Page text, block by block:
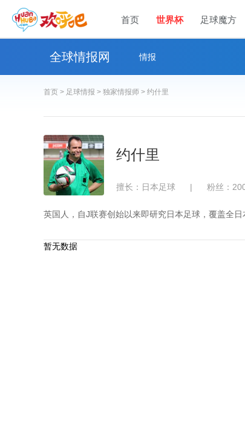
首页 世界杯 足球魔方
全球情报网 情报
首页 > 足球情报 > 独家情报师 > 约什里
约什里
擅长：日本足球 | 粉丝：
英国人，自J联赛创始以来即研究日本足球，覆盖全
暂无数据